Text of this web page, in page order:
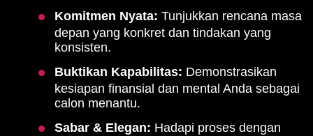
Komitmen Nyata: Tunjukkan rencana masa
depan yang konkret dan tindakan yang
konsisten.
Buktikan Kapabilitas: Demonstrasikan
kesiapan finansial dan mental Anda sebagai
calon menantu.
Sabar & Elegan: Hadapi proses dengan